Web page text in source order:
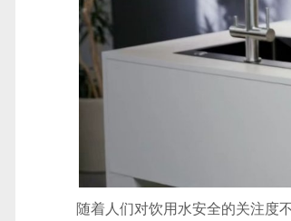
随着人们对饮用水安全的关注度